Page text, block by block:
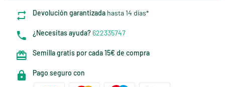
Devolución garantizada hasta 14 días*
¿Necesitas ayuda?622335747
Semilla gratis por cada 15€ de compra
Pago seguro con